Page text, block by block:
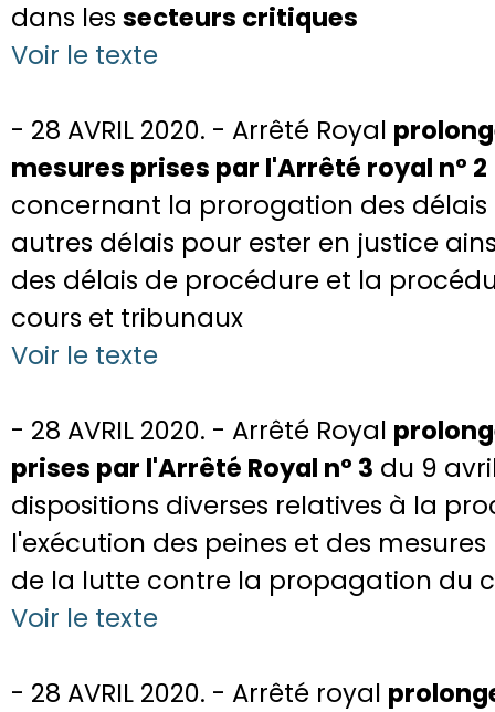
dans les secteurs critiques
Voir le texte
- 28 AVRIL 2020. - Arrêté Royal
mesures prises par l'Arrêté royal n° 2
concernant la prorogation des délais
autres délais pour ester en justice
des délais de procédure et la
cours et tribunaux
Voir le texte
- 28 AVRIL 2020. - Arrêté Royal
prises par l'Arrêté Royal n° 3 du 9
dispositions diverses relatives à la
l'exécution des peines et des
de la lutte contre la propagation du
Voir le texte
- 28 AVRIL 2020. - Arrêté royal